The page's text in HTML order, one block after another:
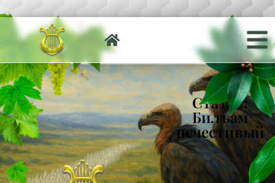
Статья:
Билъам
нечестивый